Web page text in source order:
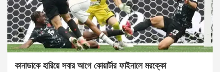
কানাডাকে হারিয়ে সবার আগে কোয়ার্টার ফাইনালে মরক্কো